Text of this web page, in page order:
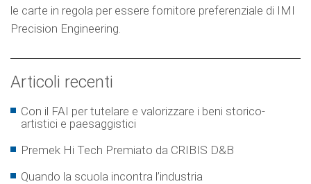
le carte in regola per essere fornitore preferenziale di IMI
Precision Engineering.
Articoli recenti
Con il FAI per tutelare e valorizzare i beni storico-
artistici e paesaggistici
Premek Hi Tech Premiato da CRIBIS D&B
Quando la scuola incontra l’industria